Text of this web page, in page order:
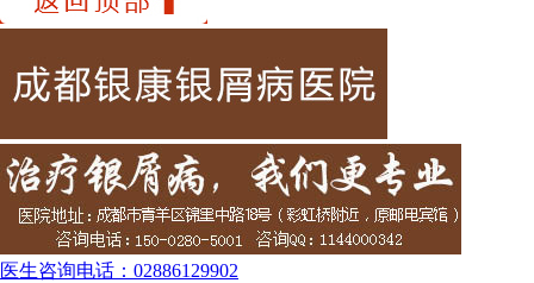
医生咨询电话： 02886129902